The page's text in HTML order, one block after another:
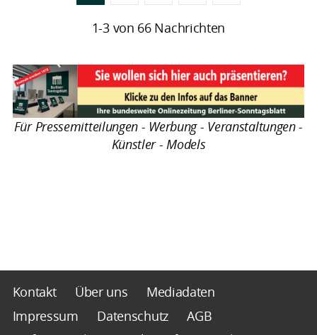
1-3 von 66 Nachrichten
Für Pressemitteilungen - Werbung - Veranstaltungen -
Künstler - Models
Kontakt Über uns
Mediadaten
Impressum
Datenschutz
AGB